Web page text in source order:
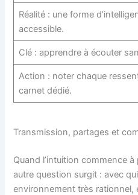
Réalité : une forme
accessible.
Clé : apprendre à écouter
Action : noter chaque
carnet dédié.
Transmission, partages et
Quand l’intuition commence
autre question surgit : avec
environnement très rationnel,